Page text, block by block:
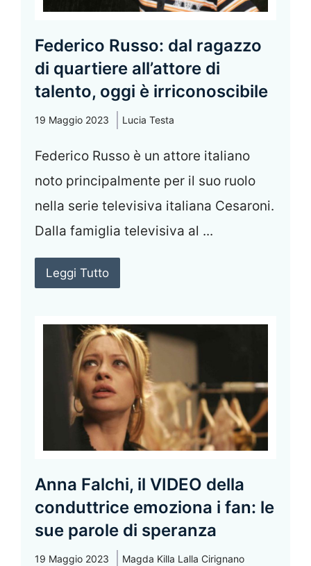
Federico Russo: dal ragazzo
di quartiere all’attore di
talento, oggi è irriconoscibile
19 Maggio 2023 Lucia Testa
Federico Russo è un attore italiano
noto principalmente per il suo ruolo
nella serie televisiva italiana Cesaroni.
Dalla famiglia televisiva al ...
Leggi Tutto
Anna Falchi, il VIDEO della
conduttrice emoziona i fan: le
sue parole di speranza
19 Maggio 2023 Magda Killa Lalla Cirignano